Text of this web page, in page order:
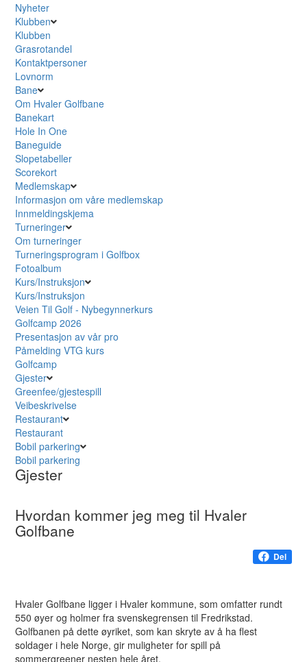
Nyheter
Klubben
Klubben
Grasrotandel
Kontaktpersoner
Lovnorm
Bane
Om Hvaler Golfbane
Banekart
Hole In One
Baneguide
Slopetabeller
Scorekort
Medlemskap
Informasjon om våre medlemskap
Innmeldingskjema
Turneringer
Om turneringer
Turneringsprogram i Golfbox
Fotoalbum
Kurs/Instruksjon
Kurs/Instruksjon
Veien Til Golf - Nybegynnerkurs
Golfcamp 2026
Presentasjon av vår pro
Påmelding VTG kurs
Golfcamp
Gjester
Greenfee/gjestespill
Veibeskrivelse
Restaurant
Restaurant
Bobil parkering
Bobil parkering
Gjester
Hvordan kommer jeg meg til Hvaler
Golfbane
Del
Hvaler Golfbane ligger i Hvaler kommune, som omfatter rundt
550 øyer og holmer fra svenskegrensen til Fredrikstad.
Golfbanen på dette øyriket, som kan skryte av å ha flest
soldager i hele Norge, gir muligheter for spill på
sommergreener nesten hele året.